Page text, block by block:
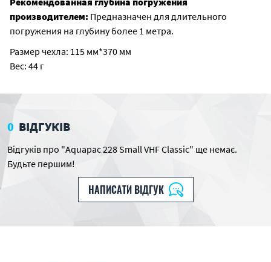
производителем: Предназначен для длительного
погружения на глубину более 1 метра.
Размер чехла: 115 мм*370 мм
Вес: 44 г
0 ВІДГУКІВ
Відгуків про "Aquapac 228 Small VHF Classic" ще немає.
Будьте першим!
НАПИСАТИ ВІДГУК